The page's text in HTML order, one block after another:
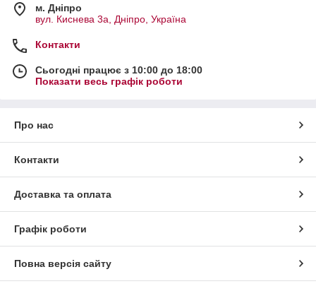
м. Дніпро
вул. Киснева 3а, Дніпро, Україна
Контакти
Сьогодні працює з 10:00 до 18:00
Показати весь графік роботи
Про нас
Контакти
Доставка та оплата
Графік роботи
Повна версія сайту